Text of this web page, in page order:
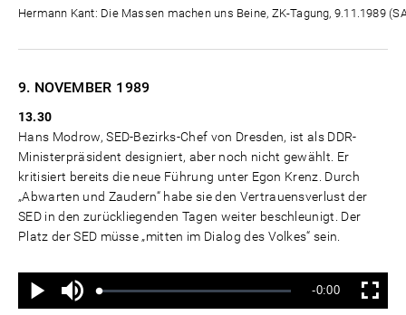
Zeit
Hermann Kant: Die Massen machen uns Beine, ZK-Tagung, 9.11.1989
9. NOVEMBER 1989
13.30
Hans Modrow, SED-Bezirks-Chef von Dresden, ist als DDR-
Ministerpräsident designiert, aber noch nicht gewählt. Er
kritisiert bereits die neue Führung unter Egon Krenz. Durch
„Abwarten und Zaudern“ habe sie den Vertrauensverlust der
SED in den zurückliegenden Tagen weiter beschleunigt. Der
Platz der SED müsse „mitten im Dialog des Volkes“ sein.
Wiedergabe
Ton
aus
Geladen:
Status:
Verbleibende
-0:00 Vollbild